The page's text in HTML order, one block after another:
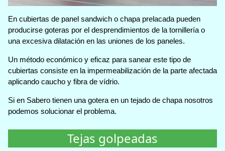
En cubiertas de panel sandwich o chapa prelacada pueden
producirse goteras por el desprendimientos de la tornillería o
una excesiva dilatación en las uniones de los paneles.
Un método económico y eficaz para sanear este tipo de
cubiertas consiste en la impermeabilización de la parte afectada
aplicando caucho y fibra de vídrio.
Si en Sabero tienen una gotera en un tejado de chapa nosotros
podemos solucionar el problema.
Tejas golpeadas